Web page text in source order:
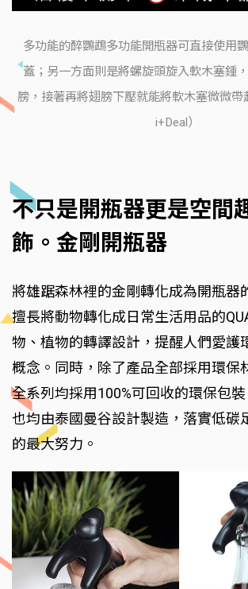
多功能的醉鸚鵡多功能開瓶器可直接使用
蓋；另一方面則是將螺旋頭旋入軟木塞鍾
膀，接著再將翅膀下壓就能將軟木塞微微帶
i+Deal）
不只是開瓶器更是空間
飾。金剛開瓶器
將雄踞森林裡的金剛轉化成為開瓶器
擅長將動物轉化成日常生活用品的
物、植物的轉譯設計，提醒人們愛護
概念。同時，除了產品全部採用環保
全系列均採用100%可回收的環保包
也均由泰國曼谷設計製造，落實低碳
的最大努力。